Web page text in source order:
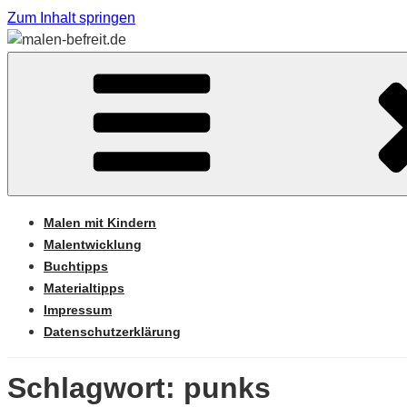
Zum Inhalt springen
MALEN-BEFREIT.DE
Sabine Feickert – Atelier für begleitetes Malen
Malen mit Kindern
Malentwicklung
Buchtipps
Materialtipps
Impressum
Datenschutzerklärung
Schlagwort: punks